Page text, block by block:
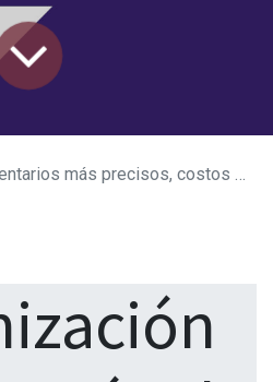
más precisos, costos más bajos: Cómo optimizar la gestión de inventarios con éxito